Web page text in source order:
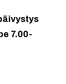
7.00-